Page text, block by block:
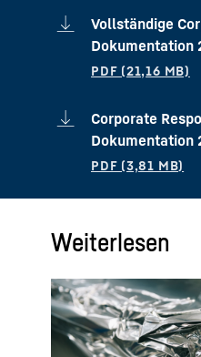
Vollständige
Dokumentation
Corporate
Dokumentation
Weiterlesen